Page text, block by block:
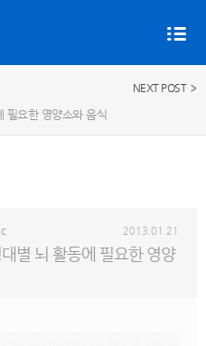
필요한 영양소와 음식
NEXT POST
별 뇌 활동에 필요한 영양
2013.01.21